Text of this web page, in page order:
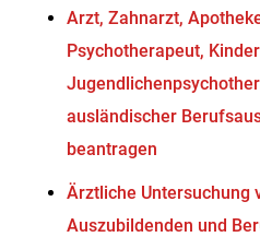
Arzt, Zahnarzt,
Psychotherapeut,
ausländischer
beantragen
Ärztliche Untersuchung
Auszubildenden und